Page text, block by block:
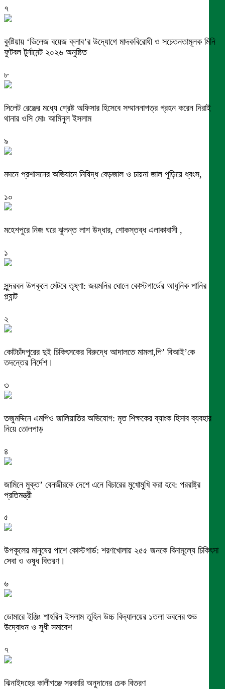
৭
কুষ্টিয়ায় ‘ভিলেজ বয়েজ ক্লাব’র উদ্যোগে মাদকবিরোধী ও সচেতনতামূলক মিনি
ফুটবল টুর্নামেন্ট ২০২৬ অনুষ্ঠিত
৮
সিলেট রেঞ্জের মধ্যে শ্রেষ্ট অফিসার হিসেবে সম্মাননাপত্র গ্রহন করেন দিরাই
থানার ওসি মোঃ আমিনুল ইসলাম
৯
মদনে প্রশাসনের অভিযানে নিষিদ্ধ বেড়জাল ও চায়না জাল পুড়িয়ে ধ্বংস,
১০
মহেশপুরে নিজ ঘরে ঝুলন্ত লাশ উদ্ধার, শোকস্তব্ধ এলাকাবাসী ,
১
সুন্দরবন উপকূলে মেটবে তৃষ্ণা: জয়মনির ঘোলে কোস্টগার্ডের আধুনিক পানির
প্ল্যান্ট
২
কোটচাঁদপুরের দুই চিকিৎসকের বিরুদ্ধে আদালতে মামলা,পি’ বিআই’কে
তদন্তের নির্দেশ।
৩
তজুমদ্দিনে এমপিও জালিয়াতির অভিযোগ: মৃত শিক্ষকের ব্যাংক হিসাব ব্যবহার
নিয়ে তোলপাড়
৪
জামিনে মুক্ত’ বেনজীরকে দেশে এনে বিচারের মুখোমুখি করা হবে: পররাষ্ট্র
প্রতিমন্ত্রী
৫
উপকূলের মানুষের পাশে কোস্টগার্ড: শরণখোলায় ২৫৫ জনকে বিনামূল্যে চিকিৎসা
সেবা ও ওষুধ বিতরণ।
৬
ডোমারে ইঞ্জিঃ শাহরিন ইসলাম তুহিন উচ্চ বিদ্যালয়ের ১তলা ভবনের শুভ
উদ্বোধন ও সুধী সমাবেশ
৭
ঝিনাইদহের কালীগঞ্জে সরকারি অনুদানের চেক বিতরণ